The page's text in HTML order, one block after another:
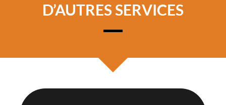
D’AUTRES SERVICES